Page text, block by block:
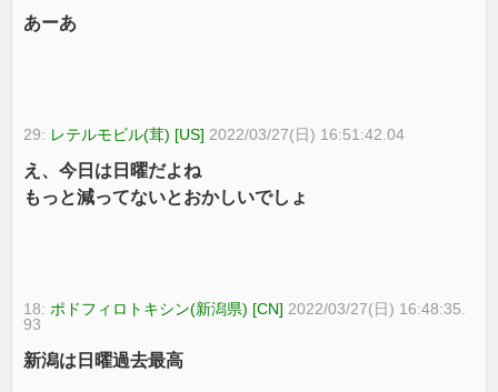
あーあ
29: レテルモビル(茸) [US] 2022/03/27(日) 16:51:42.04
え、今日は日曜だよね
もっと減ってないとおかしいでしょ
18: ポドフィロトキシン(新潟県) [CN] 2022/03/27(日) 16:48:35.
93
新潟は日曜過去最高